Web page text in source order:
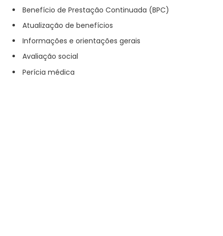
Benefício de Prestação Continuada (BPC)
Atualização de benefícios
Informações e orientações gerais
Avaliação social
Perícia médica